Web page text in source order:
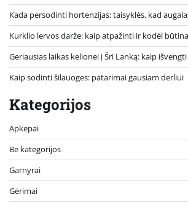
Kada persodinti hortenzijas: taisyklės, kad
Kurklio lervos darže: kaip atpažinti ir kodėl
Geriausias laikas kelionei į Šri Lanką: kaip
Kaip sodinti šilauoges: patarimai gausiam derliui
Kategorijos
Apkepai
Be kategorijos
Garnyrai
Gėrimai